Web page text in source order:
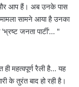
और आप हैं। अब उनके पास
सामने आया है उनका
जनता पार्टी'… "
महत्वपूर्ण रैली है… यह
के तुरंत बाद हो रही है।